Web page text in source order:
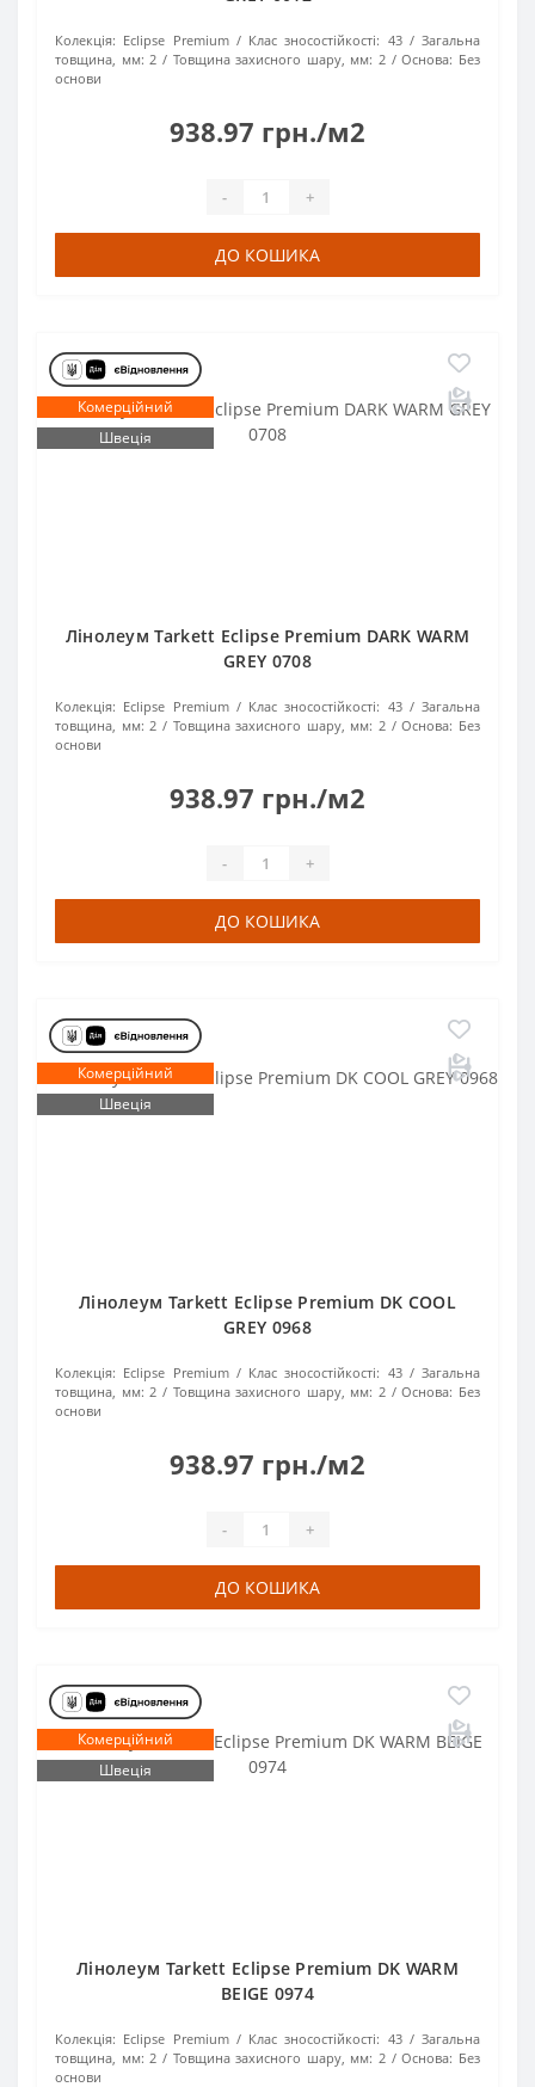
Колекція: Eclipse Premium Клас зносостійкості: 43
Загальна
товщина, мм: 2 Товщина захисного шару, мм: 2 Основа: Без
основи
938.97 грн./м2
- +
ДО КОШИКА
Комерційний
Швеція
Лінолеум Tarkett Eclipse Premium DARK WARM
GREY 0708
Колекція: Eclipse Premium Клас зносостійкості: 43
Загальна
товщина, мм: 2 Товщина захисного шару, мм: 2 Основа: Без
основи
938.97 грн./м2
- +
ДО КОШИКА
Комерційний
Швеція
Лінолеум Tarkett Eclipse Premium DK COOL
GREY 0968
Колекція: Eclipse Premium Клас зносостійкості: 43
Загальна
товщина, мм: 2 Товщина захисного шару, мм: 2 Основа: Без
основи
938.97 грн./м2
- +
ДО КОШИКА
Комерційний
Швеція
Лінолеум Tarkett Eclipse Premium DK WARM
BEIGE 0974
Колекція: Eclipse Premium Клас зносостійкості: 43
Загальна
товщина, мм: 2 Товщина захисного шару, мм: 2 Основа: Без
основи